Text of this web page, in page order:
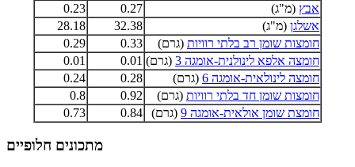
אבץ (מ"ג) 0.27
0.23
אשלגן (מ"ג) 32.38
28.18
חומצות שומן רב בלתי רוויות (גרם) 0.33
0.29
חומצה אלפא לינולנית-אומגה 3
(גרם) 0.01
0.01
חומצה לינולאית-אומגה 6
(גרם) 0.28
0.24
חומצות שומן חד בלתי רוויות (גרם) 0.92
0.8
חומצת שומן אולאית-אומגה 9
(גרם) 0.84
0.73
מתכונים חלופיים